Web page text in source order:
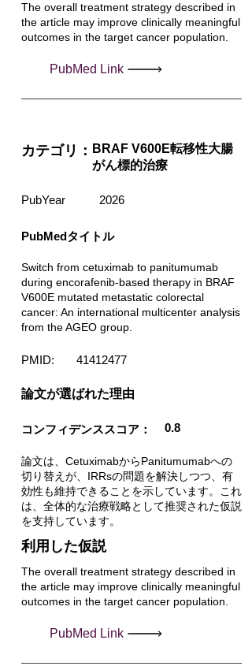
The overall treatment strategy described in
the article may improve clinically meaningful
outcomes in the target cancer population.
PubMed Link
カテゴリ： BRAF V600E転移性大腸
がん標的治療
PubYear 2026
PubMedタイトル
Switch from cetuximab to panitumumab
during encorafenib-based therapy in BRAF
V600E mutated metastatic colorectal
cancer: An international multicenter analysis
from the AGEO group.
PMID: 41412477
​論文が選ばれた理由
コンフィデンススコア： 0.8
論文は、CetuximabからPanitumumabへの
切り替えが、IRRsの問題を解決しつつ、有
効性も維持できることを示しています。これ
は、全体的な治療戦略として推奨された仮説
を支持しています。
利用した仮説
The overall treatment strategy described in
the article may improve clinically meaningful
outcomes in the target cancer population.
PubMed Link